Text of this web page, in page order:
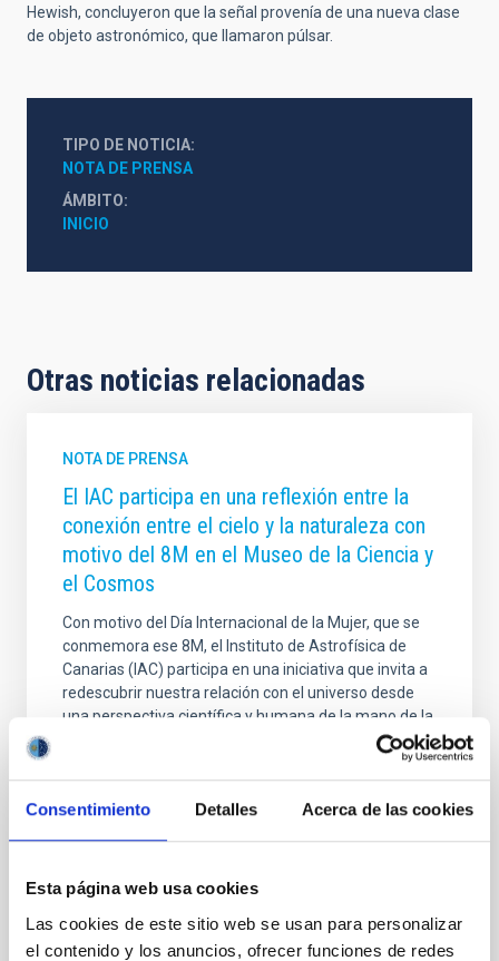
Consentimiento Detalles Acerca de las cookies
Esta página web usa cookies
Las cookies de este sitio web se usan para personalizar
el contenido y los anuncios, ofrecer funciones de redes
Hewish, concluyeron que la señal provenía de una nueva clase
de objeto astronómico, que llamaron púlsar.
TIPO DE NOTICIA
NOTA DE PRENSA
ÁMBITO
INICIO
Otras noticias relacionadas
NOTA DE PRENSA
El IAC participa en una reflexión entre la
conexión entre el cielo y la naturaleza con
motivo del 8M en el Museo de la Ciencia y
el Cosmos
Con motivo del Día Internacional de la Mujer, que se
conmemora ese 8M, el Instituto de Astrofísica de
Canarias (IAC) participa en una iniciativa que invita a
redescubrir nuestra relación con el universo desde
una perspectiva científica y humana de la mano de la
entidad iisgood. Bajo el título de ‘Volver a soñar
estrellas’, el Museo de la Ciencia y el Cosmos (MCC),
del Organismo Autónomo de Museos y Centros del
Cabildo de Tenerife, acogerá una mesa redonda este
cinco destacadas
Fecha de publicación 25/02/2026 - 09:00:00